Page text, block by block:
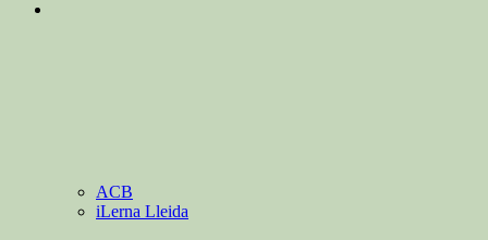
ACB
iLerna Lleida